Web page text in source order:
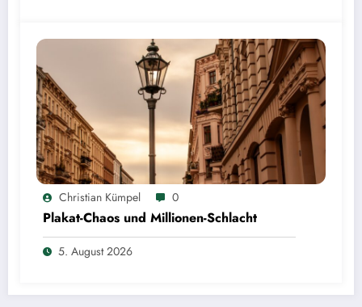
Christian Kümpel 0
Plakat-Chaos und Millionen-Schlacht
5. August 2026